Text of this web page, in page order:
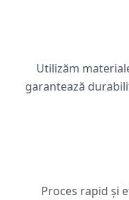
Utilizăm
garantează
Proces rapid și